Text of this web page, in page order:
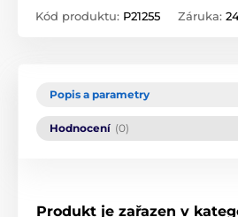
Kód produktu: P21255 Záruka:
Popis a parametry
Hodnocení (0)
Produkt je zařazen v